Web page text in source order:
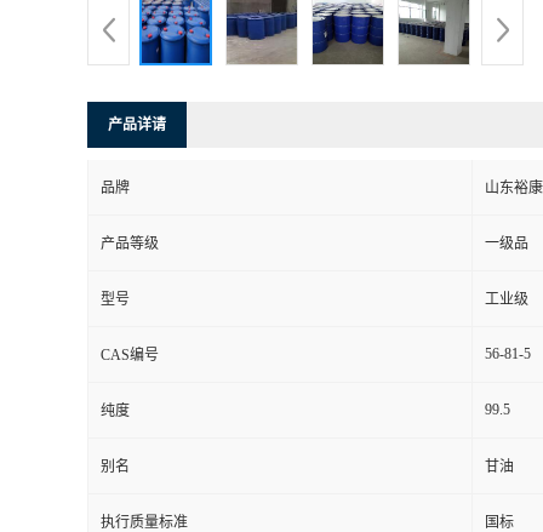
产品详请
品牌 山东裕康
产品等级 一级品
型号 工业级
CAS编号 56-81-5
纯度 99.5
别名 甘油
执行质量标准 国标